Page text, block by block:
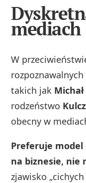
mediach
W
takich jak
rodzeństwo
obecny w
Preferuje model
na biznesie, nie
zjawisko